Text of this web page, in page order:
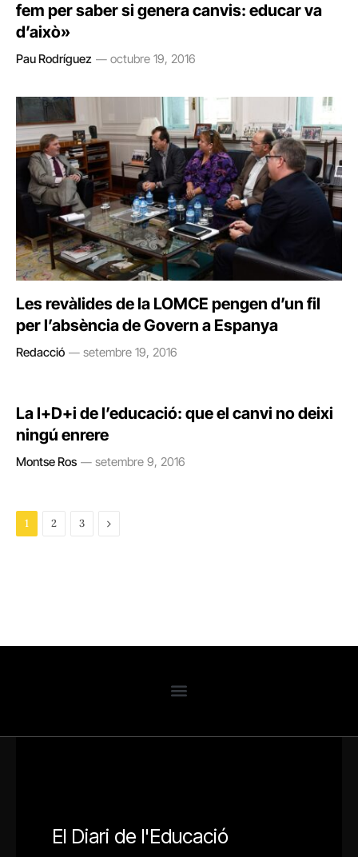
fem per saber si genera canvis: educar va
d’això»
Pau Rodríguez octubre 19, 2016
Les revàlides de la LOMCE pengen d’un fil
per l’absència de Govern a Espanya
Redacció setembre 19, 2016
La I+D+i de l’educació: que el canvi no deixi
ningú enrere
Montse Ros setembre 9, 2016
1 2 3 Next